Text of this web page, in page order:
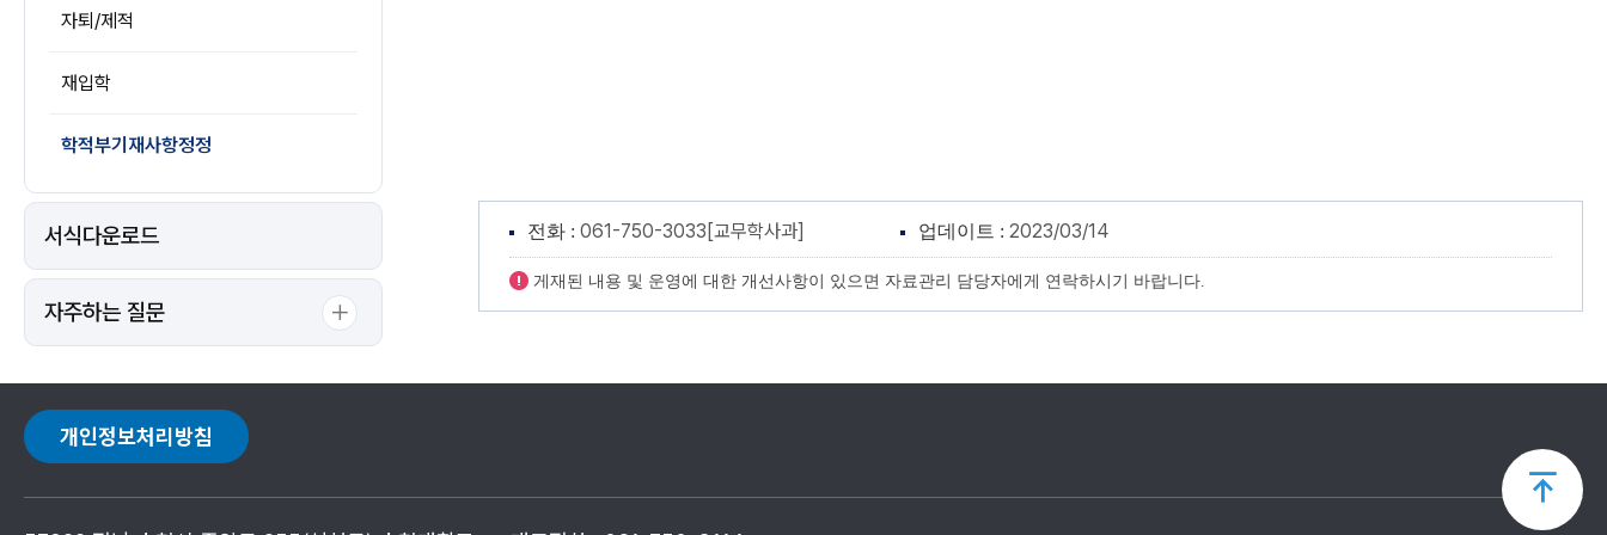
자퇴/제적
재입학
학적부기재사항정정
서식다운로드
자주하는 질문
전화 : 061-750-3033[교무학사과] 업데이트 : 2023/03/14
게재된 내용 및 운영에 대한 개선사항이 있으면 자료관리 담당자에게 연락하시기 바랍니다.
개인정보처리방침
상